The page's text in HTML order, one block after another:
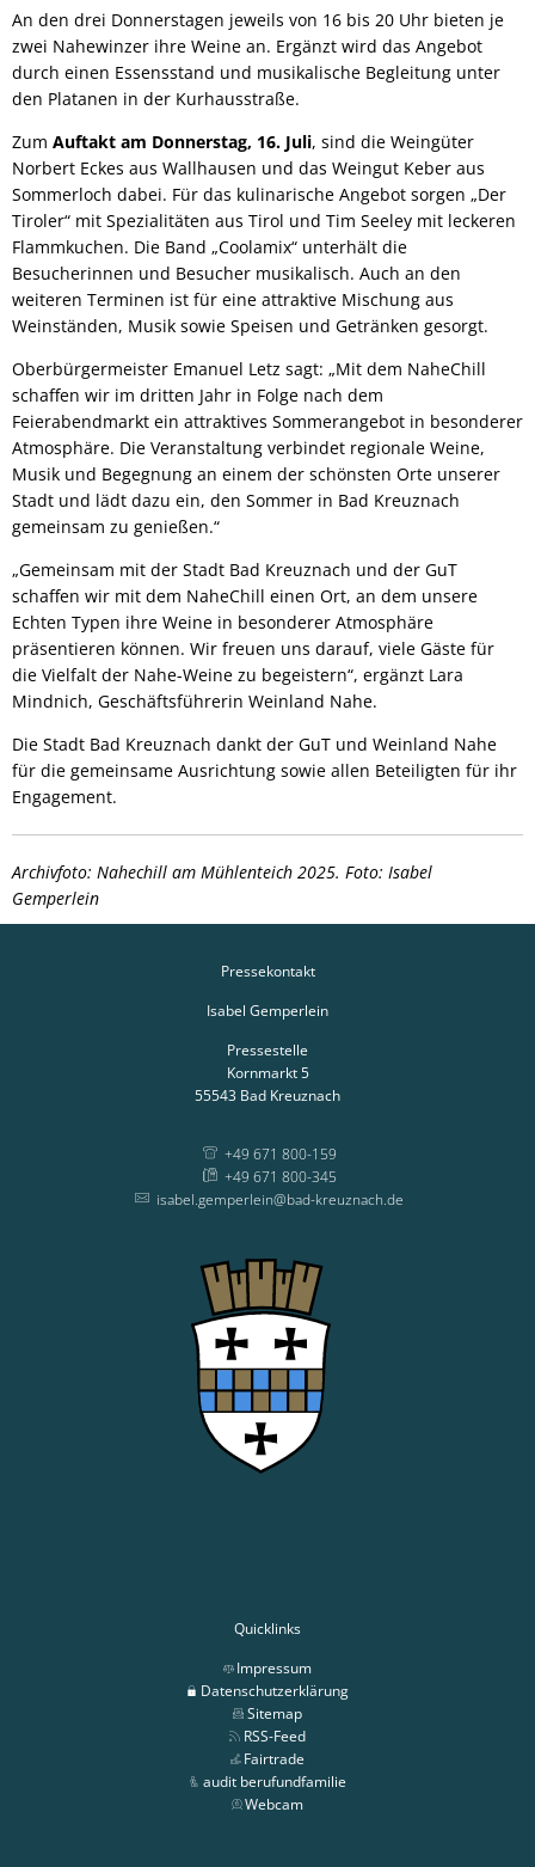
An den drei Donnerstagen jeweils von 16 bis 20 Uhr bieten je
zwei Nahewinzer ihre Weine an. Ergänzt wird das Angebot
durch einen Essensstand und musikalische Begleitung unter
den Platanen in der Kurhausstraße.
Zum Auftakt am Donnerstag, 16. Juli, sind die Weingüter
Norbert Eckes aus Wallhausen und das Weingut Keber aus
Sommerloch dabei. Für das kulinarische Angebot sorgen „Der
Tiroler“ mit Spezialitäten aus Tirol und Tim Seeley mit leckeren
Flammkuchen. Die Band „Coolamix“ unterhält die
Besucherinnen und Besucher musikalisch. Auch an den
weiteren Terminen ist für eine attraktive Mischung aus
Weinständen, Musik sowie Speisen und Getränken gesorgt.
Oberbürgermeister Emanuel Letz sagt: „Mit dem NaheChill
schaffen wir im dritten Jahr in Folge nach dem
Feierabendmarkt ein attraktives Sommerangebot in besonderer
Atmosphäre. Die Veranstaltung verbindet regionale Weine,
Musik und Begegnung an einem der schönsten Orte unserer
Stadt und lädt dazu ein, den Sommer in Bad Kreuznach
gemeinsam zu genießen.“
„Gemeinsam mit der Stadt Bad Kreuznach und der GuT
schaffen wir mit dem NaheChill einen Ort, an dem unsere
Echten Typen ihre Weine in besonderer Atmosphäre
präsentieren können. Wir freuen uns darauf, viele Gäste für
die Vielfalt der Nahe-Weine zu begeistern“, ergänzt Lara
Mindnich, Geschäftsführerin Weinland Nahe.
Die Stadt Bad Kreuznach dankt der GuT und Weinland Nahe
für die gemeinsame Ausrichtung sowie allen Beteiligten für ihr
Engagement.
Archivfoto: Nahechill am Mühlenteich 2025. Foto: Isabel
Gemperlein
Pressekontakt
Isabel Gemperlein
Pressestelle
Kornmarkt 5
55543 Bad Kreuznach
+49 671 800-159
+49 671 800-345
isabel.gemperlein@bad-kreuznach.de
Quicklinks
Impressum
Datenschutzerklärung
Sitemap
RSS-Feed
Fairtrade
audit berufundfamilie
Webcam